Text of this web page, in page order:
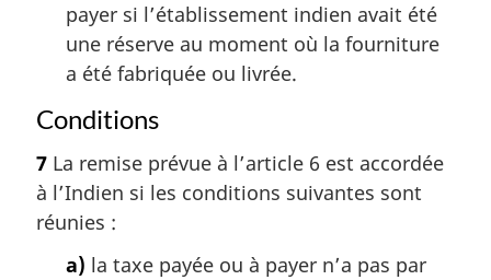
payer si l’établissement indien avait été
une réserve au moment où la fourniture
a été fabriquée ou livrée.
Conditions
7 La remise prévue à l’article 6 est accordée
à l’Indien si les conditions suivantes sont
réunies :
a) la taxe payée ou à payer n’a pas par